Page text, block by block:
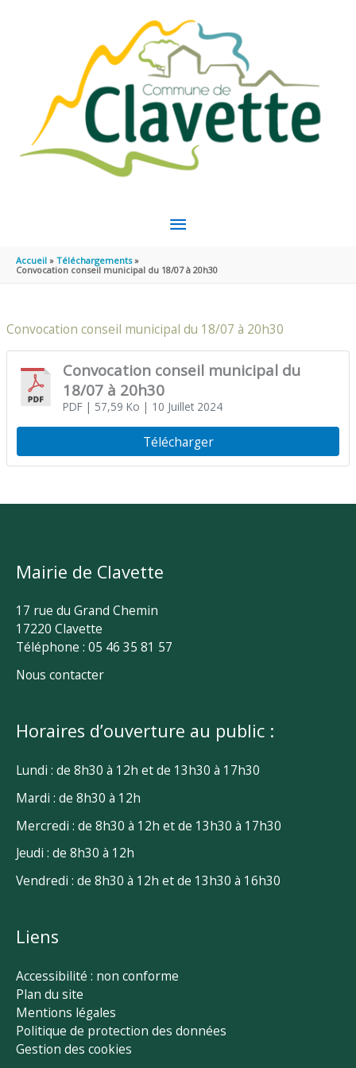
MENU
PRINCIPAL
Accueil
Téléchargements
Convocation conseil municipal du 18/07 à 20h30
Convocation conseil municipal du 18/07 à 20h30
Convocation conseil municipal du
18/07 à 20h30
PDF| 57,59 Ko | 10 Juillet 2024
Télécharger
Mairie de Clavette
17 rue du Grand Chemin
17220 Clavette
Téléphone : 05 46 35 81 57
Nous contacter
Horaires d’ouverture au public :
Lundi : de 8h30 à 12h et de 13h30 à 17h30
Mardi : de 8h30 à 12h
Mercredi : de 8h30 à 12h et de 13h30 à 17h30
Jeudi : de 8h30 à 12h
Vendredi : de 8h30 à 12h et de 13h30 à 16h30
Liens
Accessibilité : non conforme
Plan du site
Mentions légales
Politique de protection des données
Gestion des cookies